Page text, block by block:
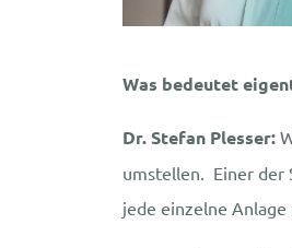
Was bedeutet
Dr. Stefan Plesser:
umstellen. Einer der
jede einzelne